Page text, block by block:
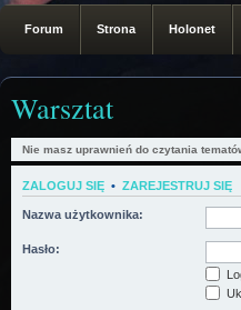
Forum Strona Holonet
Warsztat
Nie masz uprawnień do czytania
ZALOGUJ SIĘ • ZAREJESTRUJ SIĘ
Nazwa użytkownika:
Hasło: